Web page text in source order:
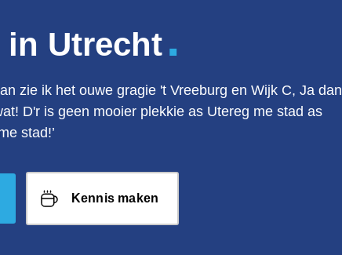
Utrecht.
zie ik het ouwe gragie 't Vreeburg en Wijk C, Ja dan
D'r is geen mooier plekkie as Utereg me stad as
stad!’
Kennis maken